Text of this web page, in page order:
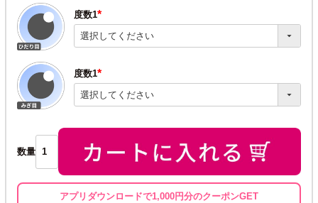
度数1
(必
須)
度数1
(必
須)
数量
アプリダウンロードで1,000円分のクーポンGET